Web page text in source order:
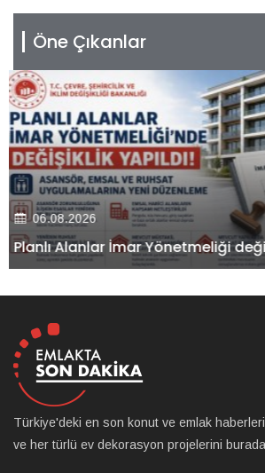
Öne Çıkanlar
06.08.2026
Kiler GYO’dan Pendik Dolayoba
önemli adım!
Türkiye'deki en son konut ve emlak
ve her türlü ev dekorasyon projelerini